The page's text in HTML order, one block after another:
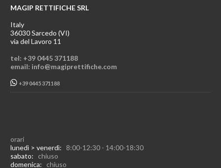
MAGIP RETTIFICHE SRL
Italy
36030 Sarcedo (VI)
via del Lavoro 11
tel: +39 0445 371188
email: info@magiprettifiche.com
+39 0445 371188
orari
lunedì > venerdì: 8:00-12:30 - 14:00-18:30
sabato: chiuso
domenica: chiuso